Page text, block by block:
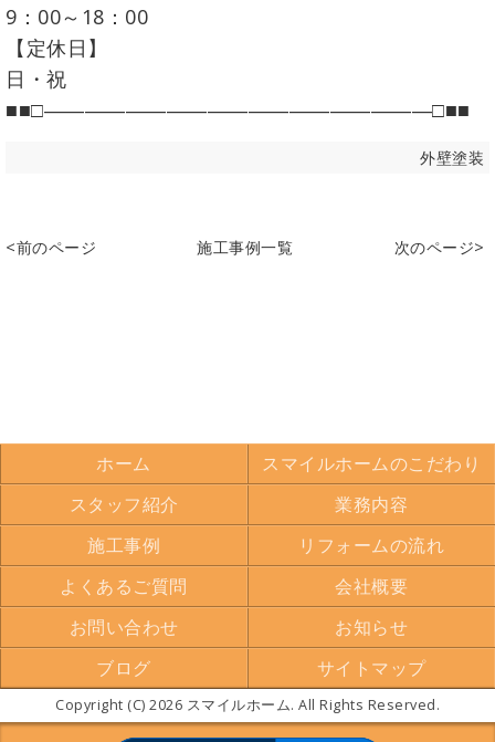
9：00～18：00
【定休日】
日・祝
■■□―――――――――――――――――――□■■
外壁塗装
<前のページ 施工事例一覧 次のページ>
ホーム
スマイルホームのこだわり
スタッフ紹介
業務内容
施工事例
リフォームの流れ
よくあるご質問
会社概要
お問い合わせ
お知らせ
ブログ
サイトマップ
Copyright (C) 2026 スマイルホーム. All Rights Reserved.